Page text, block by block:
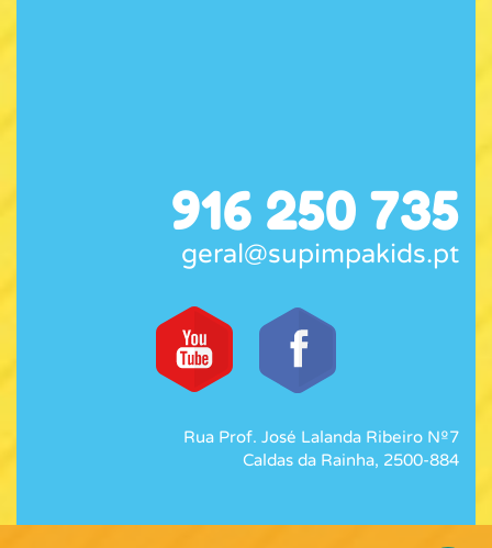
916 250 735
geral@supimpakids.pt
Rua Prof. José Lalanda Ribeiro Nº7
Caldas da Rainha, 2500-884